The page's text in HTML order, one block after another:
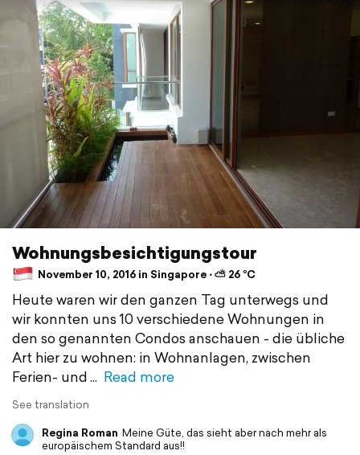
Wohnungsbesichtigungstour
November 10, 2016 in Singapore ⋅ ⛅ 26 °C
Heute waren wir den ganzen Tag unterwegs und
wir konnten uns 10 verschiedene Wohnungen in
den so genannten Condos anschauen - die übliche
Art hier zu wohnen: in Wohnanlagen, zwischen
Ferien- und
Read more
See translation
Regina Roman Meine Güte, das sieht aber nach mehr als
europäischem Standard aus!!